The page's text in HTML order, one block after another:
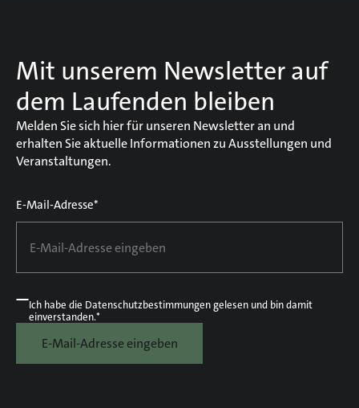
Mit unserem Newsletter auf
dem Laufenden bleiben
Melden Sie sich hier für unseren Newsletter an und
erhalten Sie aktuelle Informationen zu Ausstellungen und
Veranstaltungen.
E-Mail-Adresse*
Ich habe die Datenschutzbestimmungengelesen und bin damit
einverstanden.*
E-Mail-Adresse eingeben